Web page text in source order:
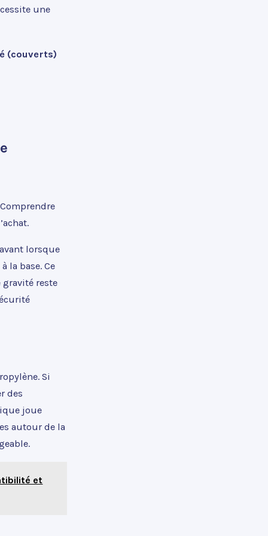
une
(couverts)
lorsque
la base. Ce
reste
Si
des
joue
autour de la
et